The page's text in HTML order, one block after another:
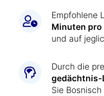
Empfohlene
Minuten pro
und auf
Durch die
gedächtnis-
Sie Bosnisch